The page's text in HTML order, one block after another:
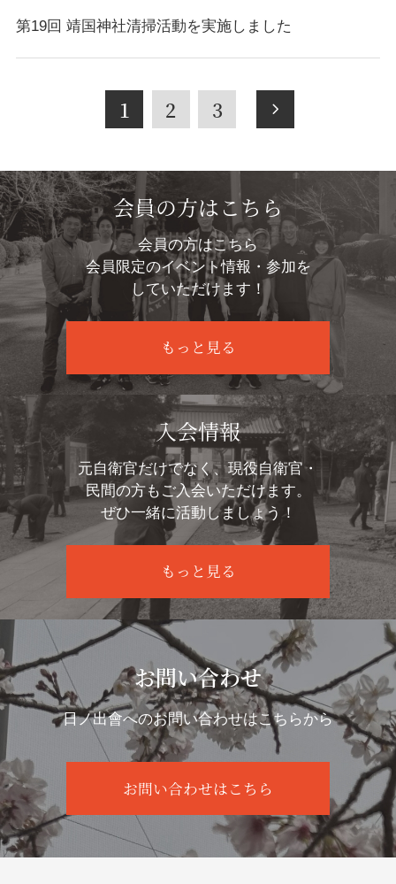
第19回 靖国神社清掃活動を実施しました
1 2 3
会員の方はこちら
会員の方はこちら
会員限定のイベント情報・参加を
していただけます！
もっと見る
入会情報
元自衛官だけでなく、現役自衛官・
民間の方もご入会いただけます。
ぜひ一緒に活動しましょう！
もっと見る
お問い合わせ
日ノ出會へのお問い合わせはこちらから
お問い合わせはこちら